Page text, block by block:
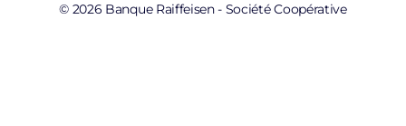
© 2026 Banque Raiffeisen - Société Coopérative